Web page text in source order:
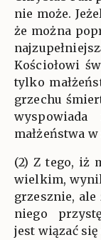
nie może.
że można
Kościołowi
tylko
grzechu
małżeństwa
(2) Z tego, iż
wielkim,
grzesznie,
niego
jest wiązać się